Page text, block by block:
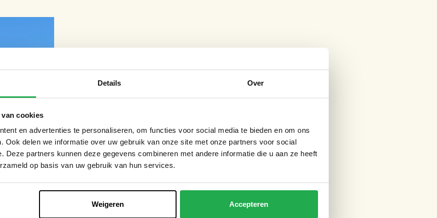
Details Over
cookies
en advertenties te personaliseren, om functies voor social media te bieden en om ons
Ook delen we informatie over uw gebruik van onze site met onze partners voor social
Deze partners kunnen deze gegevens combineren met andere informatie die u aan ze heeft
op basis van uw gebruik van hun services.
Weigeren Accepteren